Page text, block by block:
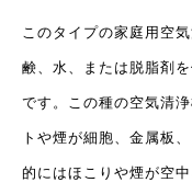
このタイプの家庭用空
鹸、水、または脱脂剤
です。この種の空気清
トや煙が細胞、金属板
的にはほこりや煙が空